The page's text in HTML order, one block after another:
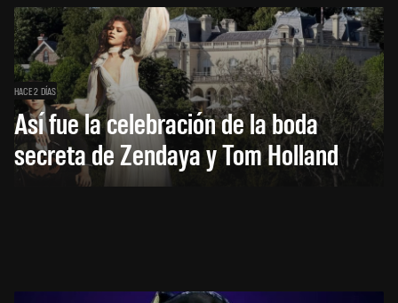
HACE 2 DÍAS
Así fue la celebración de la boda
secreta de Zendaya y Tom Holland